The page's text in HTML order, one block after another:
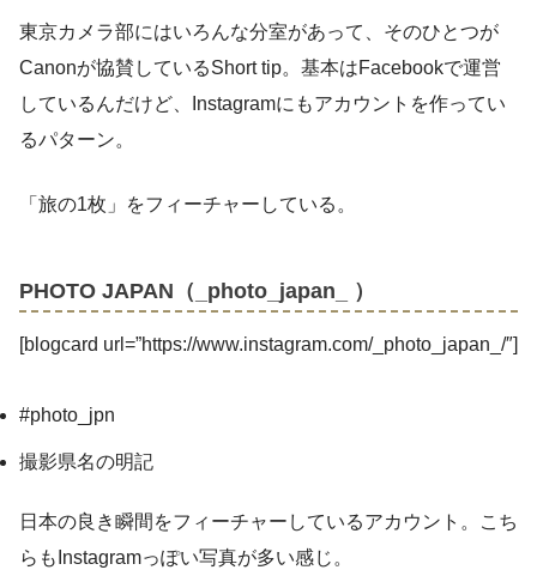
東京カメラ部にはいろんな分室があって、そのひとつが
Canonが協賛しているShort tip。基本はFacebookで運営
しているんだけど、Instagramにもアカウントを作ってい
るパターン。
「旅の1枚」をフィーチャーしている。
PHOTO JAPAN（_photo_japan_ ）
[blogcard url=”https://www.instagram.com/_photo_japan_/″]
#photo_jpn
撮影県名の明記
日本の良き瞬間をフィーチャーしているアカウント。こち
らもInstagramっぽい写真が多い感じ。